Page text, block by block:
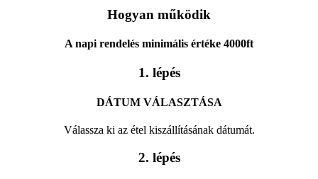
Hogyan működik
A napi rendelés minimális értéke 4000ft
1. lépés
DÁTUM VÁLASZTÁSA
Válassza ki az étel kiszállításának dátumát.
2. lépés